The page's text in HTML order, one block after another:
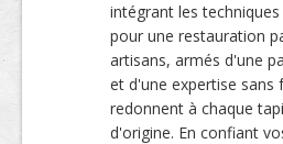
intégrant les
pour une restauration
artisans, armés d'une
et d'une expertise sans
redonnent à chaque
d'origine. En confiant